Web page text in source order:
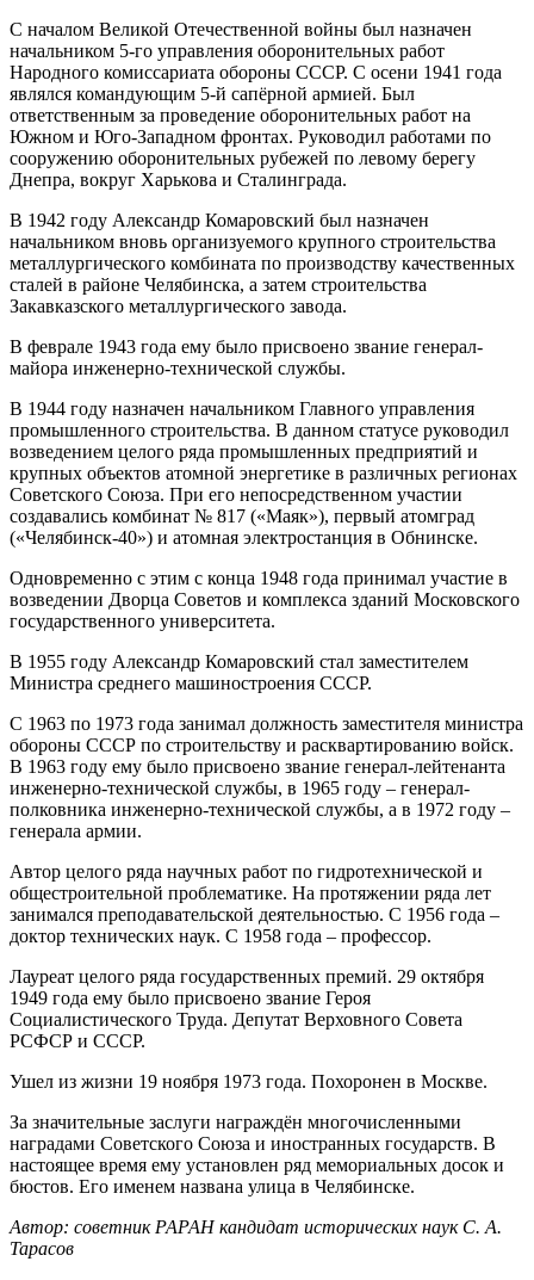
С началом Великой Отечественной войны был назначен
начальником 5-го управления оборонительных работ
Народного комиссариата обороны СССР. С осени 1941 года
являлся командующим 5-й сапёрной армией. Был
ответственным за проведение оборонительных работ на
Южном и Юго-Западном фронтах. Руководил работами по
сооружению оборонительных рубежей по левому берегу
Днепра, вокруг Харькова и Сталинграда.
В 1942 году Александр Комаровский был назначен
начальником вновь организуемого крупного строительства
металлургического комбината по производству качественных
сталей в районе Челябинска, а затем строительства
Закавказского металлургического завода.
В феврале 1943 года ему было присвоено звание генерал-
майора инженерно-технической службы.
В 1944 году назначен начальником Главного управления
промышленного строительства. В данном статусе руководил
возведением целого ряда промышленных предприятий и
крупных объектов атомной энергетике в различных регионах
Советского Союза. При его непосредственном участии
создавались комбинат № 817 («Маяк»), первый атомград
(«Челябинск-40») и атомная электростанция в Обнинске.
Одновременно с этим с конца 1948 года принимал участие в
возведении Дворца Советов и комплекса зданий Московского
государственного университета.
В 1955 году Александр Комаровский стал заместителем
Министра среднего машиностроения СССР.
С 1963 по 1973 года занимал должность заместителя министра
обороны СССР по строительству и расквартированию войск.
В 1963 году ему было присвоено звание генерал-лейтенанта
инженерно-технической службы, в 1965 году – генерал-
полковника инженерно-технической службы, а в 1972 году –
генерала армии.
Автор целого ряда научных работ по гидротехнической и
общестроительной проблематике. На протяжении ряда лет
занимался преподавательской деятельностью. С 1956 года –
доктор технических наук. С 1958 года – профессор.
Лауреат целого ряда государственных премий. 29 октября
1949 года ему было присвоено звание Героя
Социалистического Труда. Депутат Верховного Совета
РСФСР и СССР.
Ушел из жизни 19 ноября 1973 года. Похоронен в Москве.
За значительные заслуги награждён многочисленными
наградами Советского Союза и иностранных государств. В
настоящее время ему установлен ряд мемориальных досок и
бюстов. Его именем названа улица в Челябинске.
Автор: советник РАРАН кандидат исторических наук С. А.
Тарасов